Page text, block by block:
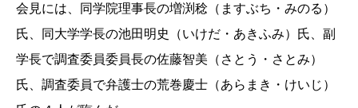
会見には、同学院理事長の増渕稔（ますぶち・みのる）
氏、同大学学長の池田明史（いけだ・あきふみ）氏、副
学長で調査委員委員長の佐藤智美（さとう・さとみ）
氏、調査委員で弁護士の荒巻慶士（あらまき・けいじ）